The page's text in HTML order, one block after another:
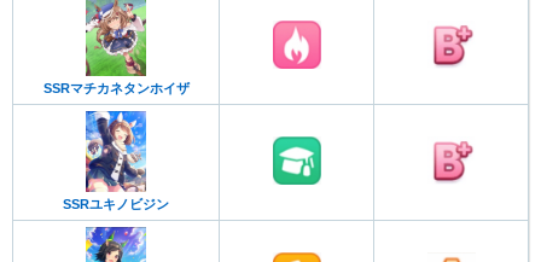
SSRマチカネタンホイザ
SSRユキノビジン